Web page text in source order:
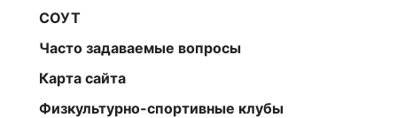
СОУТ
Часто задаваемые вопросы
Карта сайта
Физкультурно-спортивные клубы